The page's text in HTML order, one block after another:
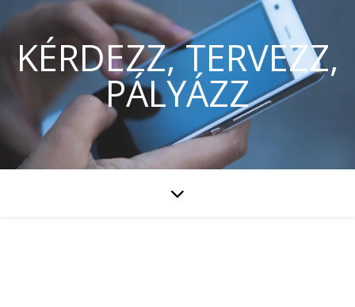
KÉRDEZZ, TERVEZZ,
PÁLYÁZZ